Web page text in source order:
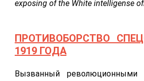
exposing of the White intelligense
ПРОТИВОБОРСТВО
1919 ГОДА
Вызванный